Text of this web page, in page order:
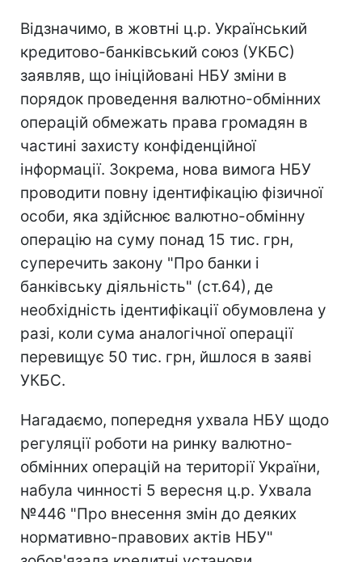
Відзначимо, в жовтні ц.р. Український
кредитово-банківський союз (УКБС)
заявляв, що ініційовані НБУ зміни в
порядок проведення валютно-обмінних
операцій обмежать права громадян в
частині захисту конфіденційної
інформації. Зокрема, нова вимога НБУ
проводити повну ідентифікацію фізичної
особи, яка здійснює валютно-обмінну
операцію на суму понад 15 тис. грн,
суперечить закону "Про банки і
банківську діяльність" (ст.64), де
необхідність ідентифікації обумовлена у
разі, коли сума аналогічної операції
перевищує 50 тис. грн, йшлося в заяві
УКБС.
Нагадаємо, попередня ухвала НБУ щодо
регуляції роботи на ринку валютно-
обмінних операцій на території України,
набула чинності 5 вересня ц.р. Ухвала
№446 "Про внесення змін до деяких
нормативно-правових актів НБУ"